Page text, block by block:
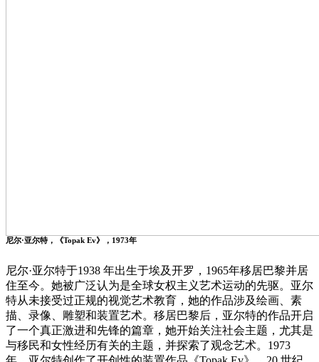
尼尔·亚尔特，《Topak Ev》，1973年
尼尔·亚尔特于1938 年出生于埃及开罗，1965年移居巴黎并居
住至今。她被广泛认为是全球女权主义艺术运动的先驱。亚尔
特从未接受过正规的视觉艺术教育，她的作品涉及绘画、素
描、录像、雕塑和装置艺术。移居巴黎后，亚尔特的作品开启
了一个真正激进和先锋的篇章，她开始关注社会主题，尤其是
与移民和女性经历有关的主题，并探索了观念艺术。1973